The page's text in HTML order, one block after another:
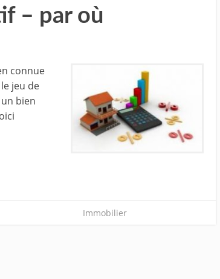
– par où
connue
jeu de
bien
Immobilier